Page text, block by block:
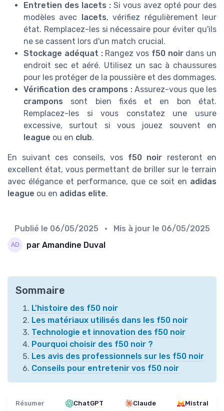
Entretien des lacets : Si vous avez opté pour des
modèles avec lacets, vérifiez régulièrement leur
état. Remplacez-les si nécessaire pour éviter qu'ils
ne se cassent lors d'un match crucial.
Stockage adéquat :Rangez vos f50 noirdans un
endroit sec et aéré. Utilisez un sac à chaussures
pour les protéger de la poussière et des dommages.
Vérification des crampons :Assurez-vous que les
crampons sont bien fixés et en bon état.
Remplacez-les si vous constatez une usure
excessive, surtout si vous jouez souvent en
league ou en club.
En suivant ces conseils, vos f50 noir resteront en
excellent état, vous permettant de briller sur le terrain
avec élégance et performance, que ce soit en adidas
league ou en adidas elite.
Publié le 06/05/2025 • Mis à jour le 06/05/2025
par Amandine Duval
Sommaire
L'histoire des f50 noir
Les matériaux utilisés dans les f50 noir
Technologie et innovation des f50 noir
Pourquoi choisir des f50 noir ?
Les avis des professionnels sur les f50 noir
Conseils pour entretenir vos f50 noir
Résumer ChatGPT Claude Mistral